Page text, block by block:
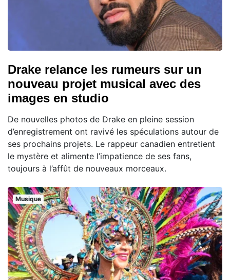
Drake relance les rumeurs sur un
nouveau projet musical avec des
images en studio
De nouvelles photos de Drake en pleine session
d’enregistrement ont ravivé les spéculations autour de
ses prochains projets. Le rappeur canadien entretient
le mystère et alimente l’impatience de ses fans,
toujours à l’affût de nouveaux morceaux.
Musique